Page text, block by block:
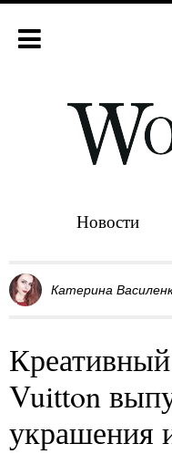
Новости
Катерина
Vuitton
украшения